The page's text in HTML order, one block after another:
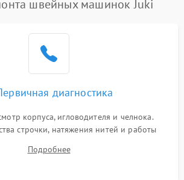
швейных машинок Juki
диагностика
корпуса, игловодителя и челнока.
строчки, натяжения нитей и работы
посторонних стуков, пропусков стежков,
заклинивания механизмов на тестовом
Подробнее